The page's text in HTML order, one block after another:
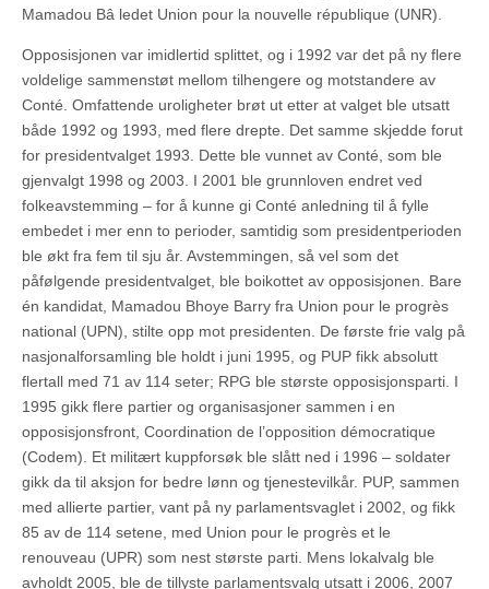
Mamadou Bâ ledet Union pour la nouvelle république (UNR).
Opposisjonen var imidlertid splittet, og i 1992 var det på ny flere
voldelige sammenstøt mellom tilhengere og motstandere av
Conté. Omfattende uroligheter brøt ut etter at valget ble utsatt
både 1992 og 1993, med flere drepte. Det samme skjedde forut
for presidentvalget 1993. Dette ble vunnet av Conté, som ble
gjenvalgt 1998 og 2003. I 2001 ble grunnloven endret ved
folkeavstemming – for å kunne gi Conté anledning til å fylle
embedet i mer enn to perioder, samtidig som presidentperioden
ble økt fra fem til sju år. Avstemmingen, så vel som det
påfølgende presidentvalget, ble boikottet av opposisjonen. Bare
én kandidat, Mamadou Bhoye Barry fra Union pour le progrès
national (UPN), stilte opp mot presidenten. De første frie valg på
nasjonalforsamling ble holdt i juni 1995, og PUP fikk absolutt
flertall med 71 av 114 seter; RPG ble største opposisjonsparti. I
1995 gikk flere partier og organisasjoner sammen i en
opposisjonsfront, Coordination de l’opposition démocratique
(Codem). Et militært kuppforsøk ble slått ned i 1996 – soldater
gikk da til aksjon for bedre lønn og tjenestevilkår. PUP, sammen
med allierte partier, vant på ny parlamentsvaglet i 2002, og fikk
85 av de 114 setene, med Union pour le progrès et le
renouveau (UPR) som nest største parti. Mens lokalvalg ble
avholdt 2005, ble de tillyste parlamentsvalg utsatt i 2006, 2007